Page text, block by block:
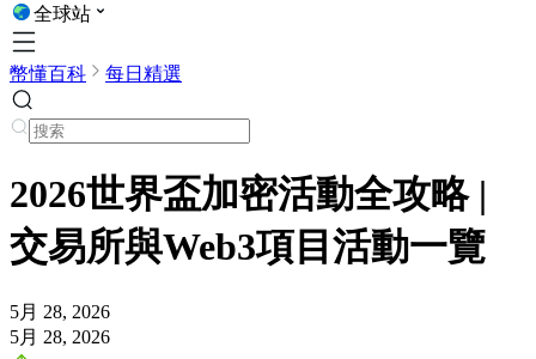
全球站
幣懂百科 每日精選
2026世界盃加密活動全攻略 |
交易所與Web3項目活動一覽
5月 28, 2026
5月 28, 2026